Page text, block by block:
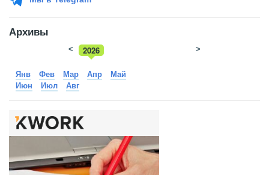
Архивы
2026
2025
< >
Янв Фев Мар Апр
Май
Июн
Июл Авг